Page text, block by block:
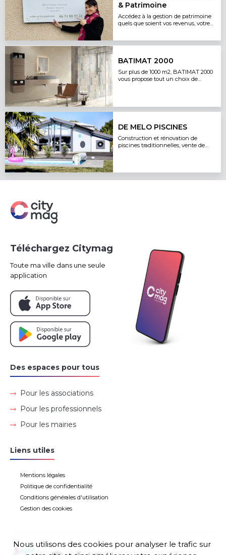
& Patrimoine
Accédez à la gestion de patrimoine
quels que soient vos revenus, votre
BATIMAT 2000
Sur plus de 1000 m2, BATIMAT 2000
vous propose tout un choix de
DE MELO PISCINES
Construction et rénovation de
piscines traditionnelles, vente de
Des espaces pour tous
Pour les associations
Pour les professionnels
Pour les mairies
Liens utiles
Mentions légales
Politique de confidentialité
Conditions générales d'utilisation
Gestion des cookies
Téléchargez Citymag
Toute ma ville dans une seule
application
Nous utilisons des cookies pour analyser le trafic sur